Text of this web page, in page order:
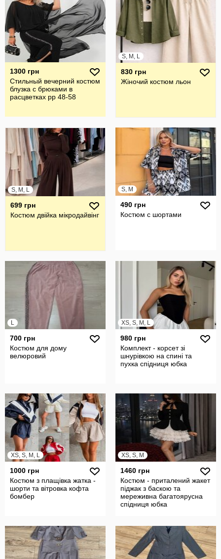
1300 грн
Стильный вечерний костюм
блузка с брюками в
расцветках рр 48-58
S, M, L
830 грн
Жіночий костюм льон
S, M, L
699 грн
Костюм двійка мікродайвінг
S, M
490 грн
Костюм с шортами
L
700 грн
Костюм для дому
велюровий
XS, S, M, L
980 грн
Комплект - корсет зі
шнурівкою на спині та
пухка спідниця юбка
XS, S, M, L
1000 грн
Костюм з плащівка жатка -
шорти та вітровка кофта
бомбер
XS, S, M
1460 грн
Костюм - приталений жакет
піджак з баскою та
мереживна багатоярусна
спідниця юбка